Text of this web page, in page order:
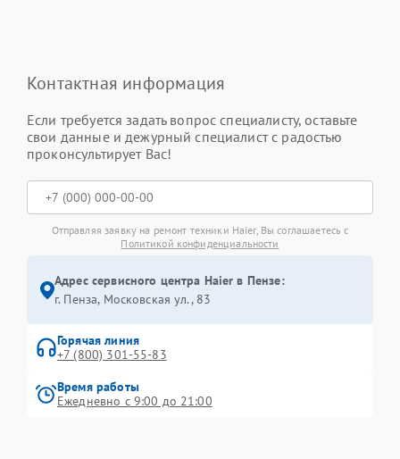
Контактная информация
Если требуется задать вопрос специалисту, оставьте
свои данные и дежурный специалист с радостью
проконсультирует Вас!
Отправляя заявку на ремонт техники Haier, Вы соглашаетесь с
Политикой конфиденциальности
Адрес сервисного центра Haier в Пензе:
г. Пенза, Московская ул., 83
Горячая линия
+7 (800) 301-55-83
Время работы
Ежедневно с 9:00 до 21:00